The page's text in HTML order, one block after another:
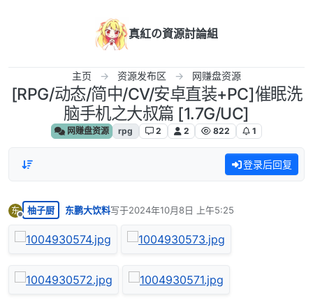
真紅の資源討論組
主页 资源发布区 网赚盘资源
[RPG/动态/简中/CV/安卓直装+PC]催眠洗
脑手机之大叔篇 [1.7G/UC]
网赚盘资源 rpg 2 2 822 1
登录后回复
东
离线
柚子厨 东鹏大饮料写于2024年10月8日 上午5:25
最后由 编辑